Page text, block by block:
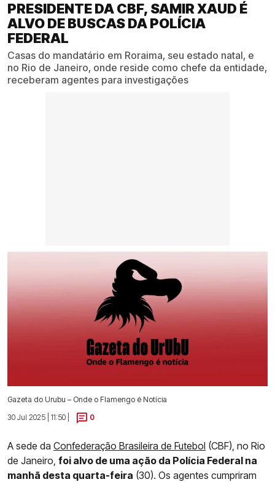
PRESIDENTE DA CBF, SAMIR XAUD É
ALVO DE BUSCAS DA POLÍCIA
FEDERAL
Casas do mandatário em Roraima, seu estado natal, e
no Rio de Janeiro, onde reside como chefe da entidade,
receberam agentes para investigações
Gazeta do Urubu – Onde o Flamengo é Notícia
30 Jul 2025 | 11:50 |
0
A sede da Confederação Brasileira de Futebol (CBF), no Rio
de Janeiro, foi alvo de uma ação da Polícia Federal na
manhã desta quarta-feira (30). Os agentes cumpriram